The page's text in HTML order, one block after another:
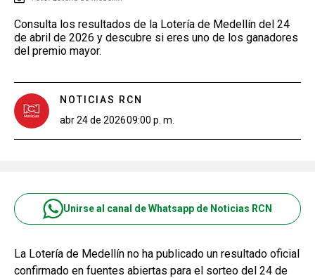
Consulta los resultados de la Lotería de Medellín del 24
de abril de 2026 y descubre si eres uno de los ganadores
del premio mayor.
NOTICIAS RCN
abr 24 de 202609:00 p. m.
Unirse al canal de Whatsapp de Noticias RCN
La Lotería de Medellín no ha publicado un resultado oficial
confirmado en fuentes abiertas para el sorteo del 24 de